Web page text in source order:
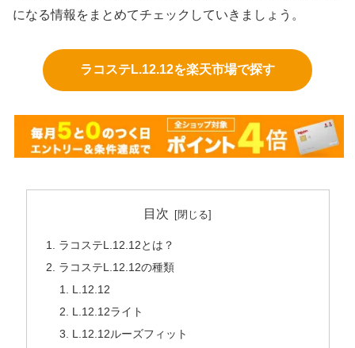
になる情報をまとめてチェックしていきましょう。
ラコステL.12.12を楽天市場で探す
目次
ラコステL.12.12とは？
ラコステL.12.12の種類
L.12.12
L.12.12ライト
L.12.12ルーズフィット